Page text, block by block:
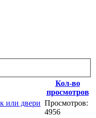
Кол-во
просмотров
или двери Просмотров:
4956